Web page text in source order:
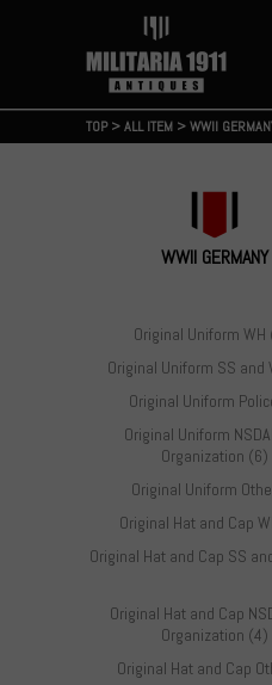
TOP>ALL ITEM >WWII
WWII GERMANY
Original Uniform WH
Original Uniform SS and
Original Uniform
Original Uniform
Organization (6)
Original Uniform
Original Hat and Cap
Original Hat and Cap SS
Original Hat and Cap
Organization (4)
Original Hat and Cap